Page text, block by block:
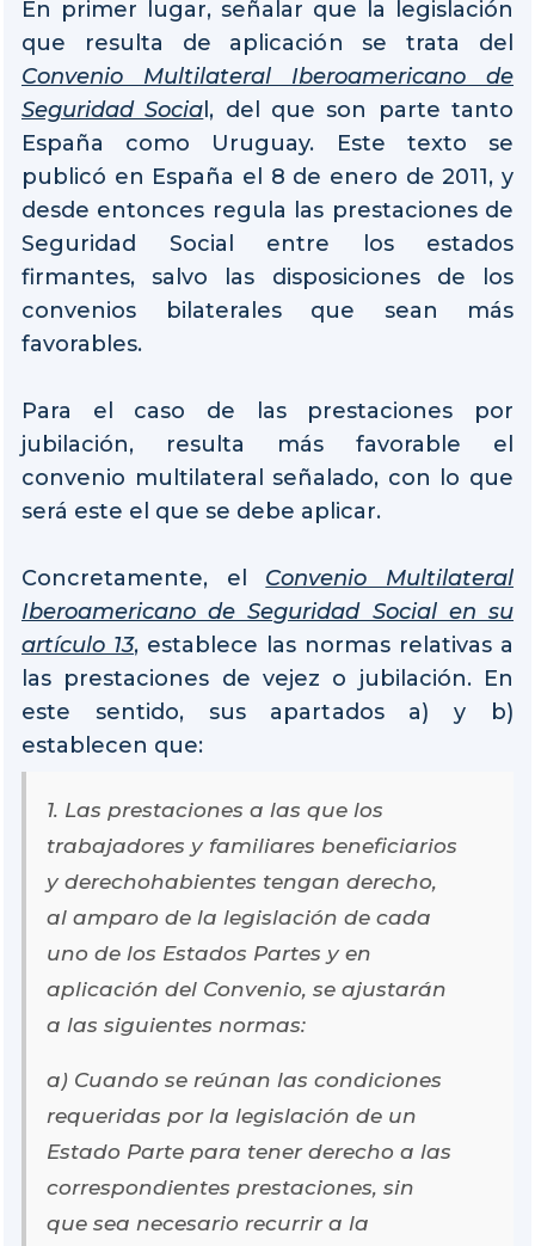
En primer lugar, señalar que la legislación
que resulta de aplicación se trata del
Convenio Multilateral Iberoamericano de
Seguridad Socia l, del que son parte tanto
España como Uruguay. Este texto se
publicó en España el 8 de enero de 2011, y
desde entonces regula las prestaciones de
Seguridad Social entre los estados
firmantes, salvo las disposiciones de los
convenios bilaterales que sean más
favorables.
Para el caso de las prestaciones por
jubilación, resulta más favorable el
convenio multilateral señalado, con lo que
será este el que se debe aplicar.
Concretamente, el Convenio Multilateral
Iberoamericano de Seguridad Social en su
artículo 13, establece las normas relativas a
las prestaciones de vejez o jubilación. En
este sentido, sus apartados a) y b)
establecen que:
1. Las prestaciones a las que los
trabajadores y familiares beneficiarios
y derechohabientes tengan derecho,
al amparo de la legislación de cada
uno de los Estados Partes y en
aplicación del Convenio, se ajustarán
a las siguientes normas:
a) Cuando se reúnan las condiciones
requeridas por la legislación de un
Estado Parte para tener derecho a las
correspondientes prestaciones, sin
que sea necesario recurrir a la